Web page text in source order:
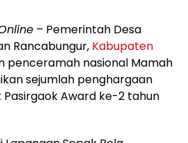
– Pemerintah Desa
Rancabungur, Kabupaten
penceramah nasional Mamah
sejumlah penghargaan
Award ke-2 tahun